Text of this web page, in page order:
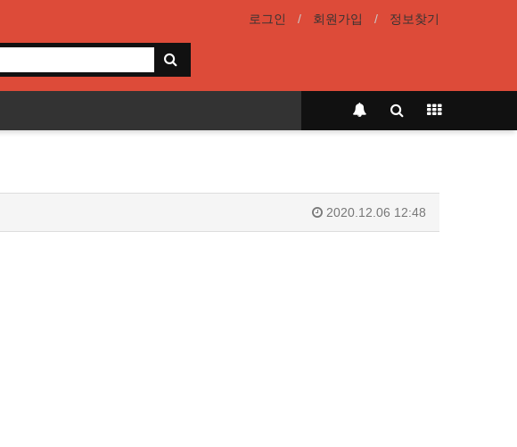
로그인 회원가입 정보찾기
2020.12.06 12:48